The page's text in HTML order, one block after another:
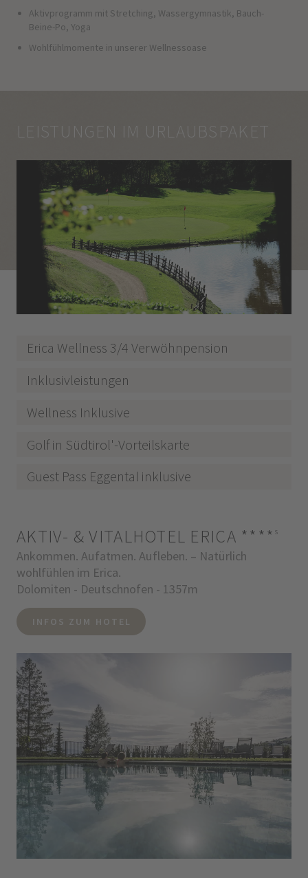
Aktivprogramm mit Stretching, Wassergymnastik, Bauch-
Beine-Po, Yoga
Wohlfühlmomente in unserer Wellnessoase
LEISTUNGEN IM URLAUBSPAKET
Erica Wellness 3/4 Verwöhnpension
Inklusivleistungen
Wellness Inklusive
Golf in Südtirol'-Vorteilskarte
Guest Pass Eggental inklusive
AKTIV- & VITALHOTEL ERICA **** s
Ankommen. Aufatmen. Aufleben. – Natürlich
wohlfühlen im Erica.
Dolomiten - Deutschnofen - 1357m
INFOS ZUM HOTEL